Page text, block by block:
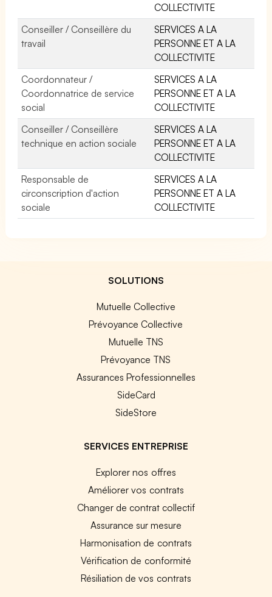
COLLECTIVITE
Conseiller / Conseillère du
travail
SERVICES A LA
PERSONNE ET A LA
COLLECTIVITE
Coordonnateur /
Coordonnatrice de service
social
SERVICES A LA
PERSONNE ET A LA
COLLECTIVITE
Conseiller / Conseillère
technique en action sociale
SERVICES A LA
PERSONNE ET A LA
COLLECTIVITE
Responsable de
circonscription d'action
sociale
SERVICES A LA
PERSONNE ET A LA
COLLECTIVITE
SOLUTIONS
Mutuelle Collective
Prévoyance Collective
Mutuelle TNS
Prévoyance TNS
Assurances Professionnelles
SideCard
SideStore
SERVICES ENTREPRISE
Explorer nos offres
Améliorer vos contrats
Changer de contrat collectif
Assurance sur mesure
Harmonisation de contrats
Vérification de conformité
Résiliation de vos contrats